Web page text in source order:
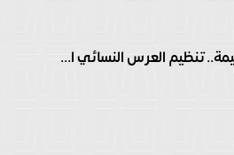
تنظيم العرس النسائي ا...